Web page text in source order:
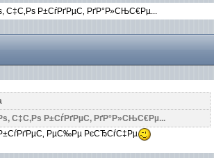
Р±СѓРґРµС‚ РґР°Р»СЊС€Рµ...
С‡С‚Рѕ Р±СѓРґРµС‚ РґР°Р»СЊС€Рµ...
РµС‰Рµ РєСЂСѓС‡Рµ